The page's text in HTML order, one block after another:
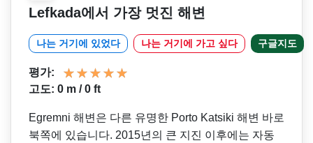
Lefkada에서 가장 멋진 해변
나는 거기에 있었다 나는 거기에 가고 싶다 구글지도
평가:
고도: 0 m / 0 ft
Egremni 해변은 다른 유명한 Porto Katsiki 해변 바로
북쪽에 있습니다. 2015년의 큰 지진 이후에는 자동